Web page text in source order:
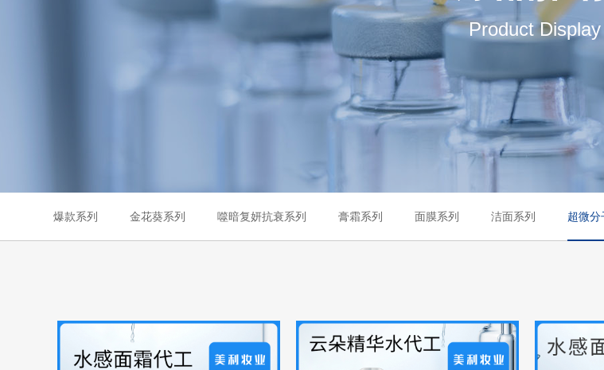
Product Display
爆款系列 金花葵系列 噬暗复妍抗衰系列 膏霜系列 面膜系列 洁面系列 超微分